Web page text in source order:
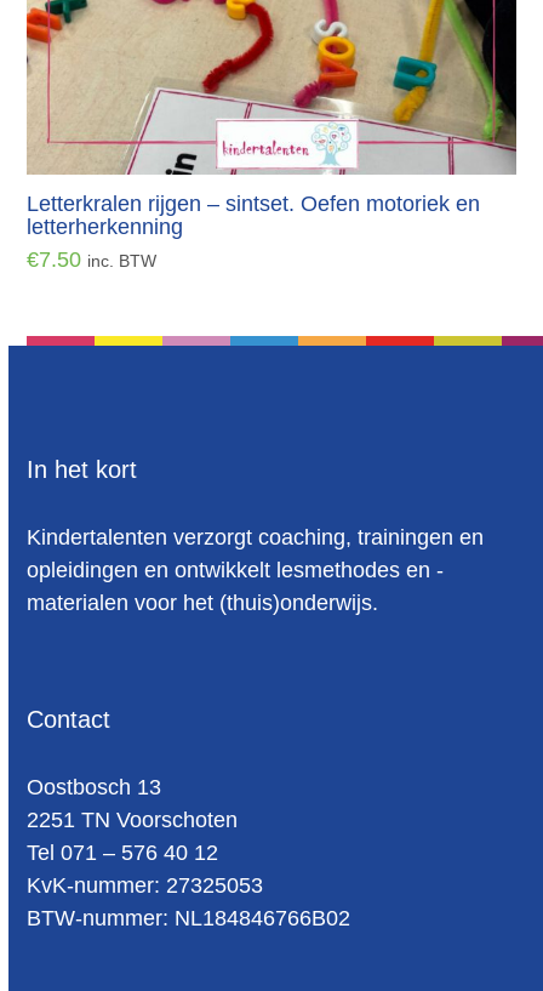
Letterkralen rijgen – sintset. Oefen motoriek en
letterherkenning
€7.50 inc. BTW
In het kort
Kindertalenten verzorgt coaching, trainingen en
opleidingen en ontwikkelt lesmethodes en -
materialen voor het (thuis)onderwijs.
Contact
Oost­bosch 13
2251 TN Voorschoten
Tel 071 – 576 40 12
KvK-nummer: 27325053
BTW-num­mer: NL184846766B02